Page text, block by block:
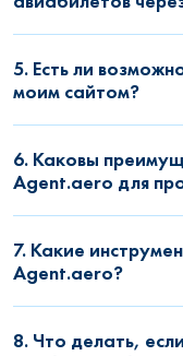
5. Есть ли
моим сайтом?
6. Каковы
Agent.aero для
7. Какие
Agent.aero?
8. Что делать,